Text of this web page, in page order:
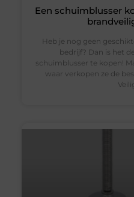
Een schuimblusser
Heb je nog geen
bedrijf? Dan is het
schuimblusser te kopen!
waar verkopen ze de